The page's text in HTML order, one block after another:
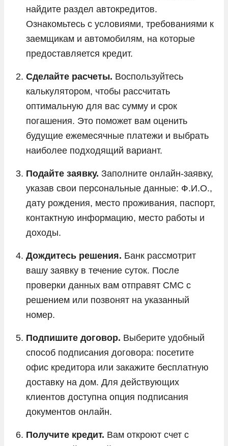
найдите раздел автокредитов.
Ознакомьтесь с условиями, требованиями к
заемщикам и автомобилям, на которые
предоставляется кредит.
Сделайте расчеты. Воспользуйтесь
калькулятором, чтобы рассчитать
оптимальную для вас сумму и срок
погашения. Это поможет вам оценить
будущие ежемесячные платежи и выбрать
наиболее подходящий вариант.
Подайте заявку. Заполните онлайн-заявку,
указав свои персональные данные: Ф.И.О.,
дату рождения, место проживания, паспорт,
контактную информацию, место работы и
доходы.
Дождитесь решения. Банк рассмотрит
вашу заявку в течение суток. После
проверки данных вам отправят СМС с
решением или позвонят на указанный
номер.
Подпишите договор. Выберите удобный
способ подписания договора: посетите
офис кредитора или закажите бесплатную
доставку на дом. Для действующих
клиентов доступна опция подписания
документов онлайн.
Получите кредит. Вам откроют счет с